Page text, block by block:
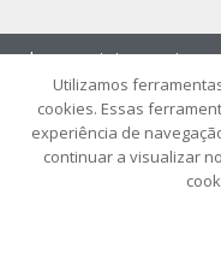
© 2026 ArqSC – Portal de
Santa Catarina – Todos os
sobre contato envie
Utilizamos
cookies. Essas
experiência de
continuar a visualizar